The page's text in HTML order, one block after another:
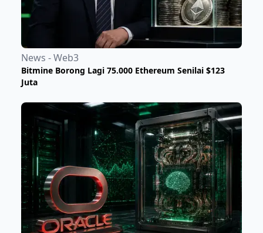
News - Web3
Bitmine Borong Lagi 75.000 Ethereum Senilai $123
Juta